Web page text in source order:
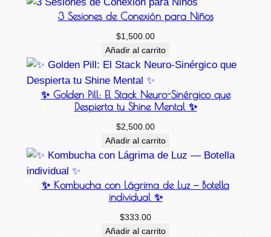
3 Sesiones de Conexión para Niños
$1,500.00
Añadir al carrito
✨ Golden Pill: El Stack Neuro-Sinérgico que
Despierta tu Shine Mental ✨
$2,500.00
Añadir al carrito
✨ Kombucha con Lágrima de Luz — Botella
individual ✨
$333.00
Añadir al carrito